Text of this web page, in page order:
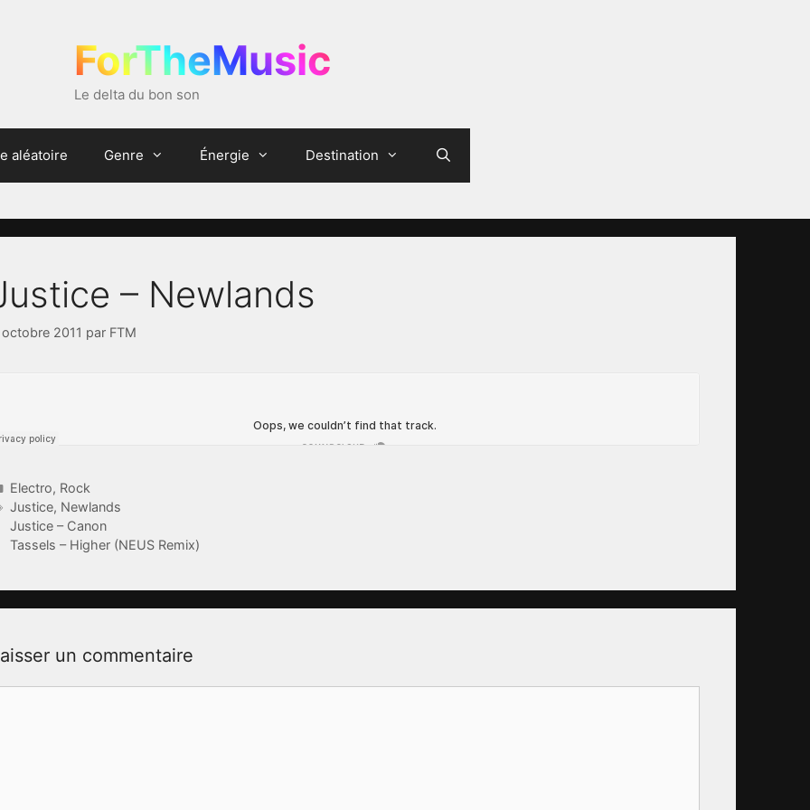
ForTheMusic
Le delta du bon son
aléatoire Genre Énergie Destination
– Newlands
2011 par FTM
Catégories
Electro, Rock
Étiquettes
Justice, Newlands
Justice – Canon
Tassels – Higher (NEUS Remix)
un commentaire